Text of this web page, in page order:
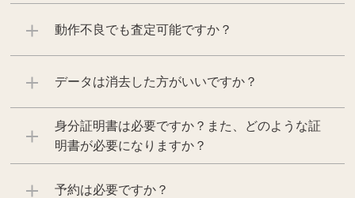
動作不良でも査定可能ですか？
データは消去した方がいいですか？
身分証明書は必要ですか？また、どのような証
明書が必要になりますか？
予約は必要ですか？